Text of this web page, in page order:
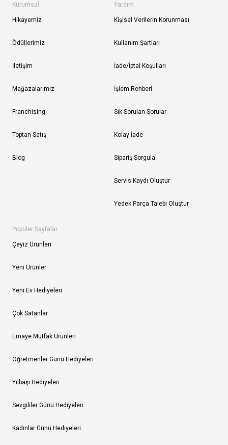
Kurumsal
Hikayemiz
Ödüllerimiz
İletişim
Mağazalarımız
Franchising
Toptan Satış
Blog
Yardım
Kişisel Verilerin Korunması
Kullanım Şartları
İade/İptal Koşulları
İşlem Rehberi
Sık Sorulan Sorular
Kolay İade
Sipariş Sorgula
Servis Kaydı Oluştur
Yedek Parça Talebi Oluştur
Popüler Sayfalar
Çeyiz Ürünleri
Yeni Ürünler
Yeni Ev Hediyeleri
Çok Satanlar
Emaye Mutfak Ürünleri
Öğretmenler Günü Hediyeleri
Yılbaşı Hediyeleri
Sevgililer Günü Hediyeleri
Kadınlar Günü Hediyeleri